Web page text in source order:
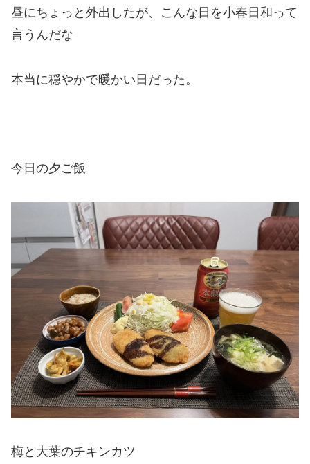
昼にちょっと外出したが、こんな日を小春日和って
言うんだな
本当に穏やかで暖かい日だった。
今日の夕ご飯
梅と大葉のチキンカツ